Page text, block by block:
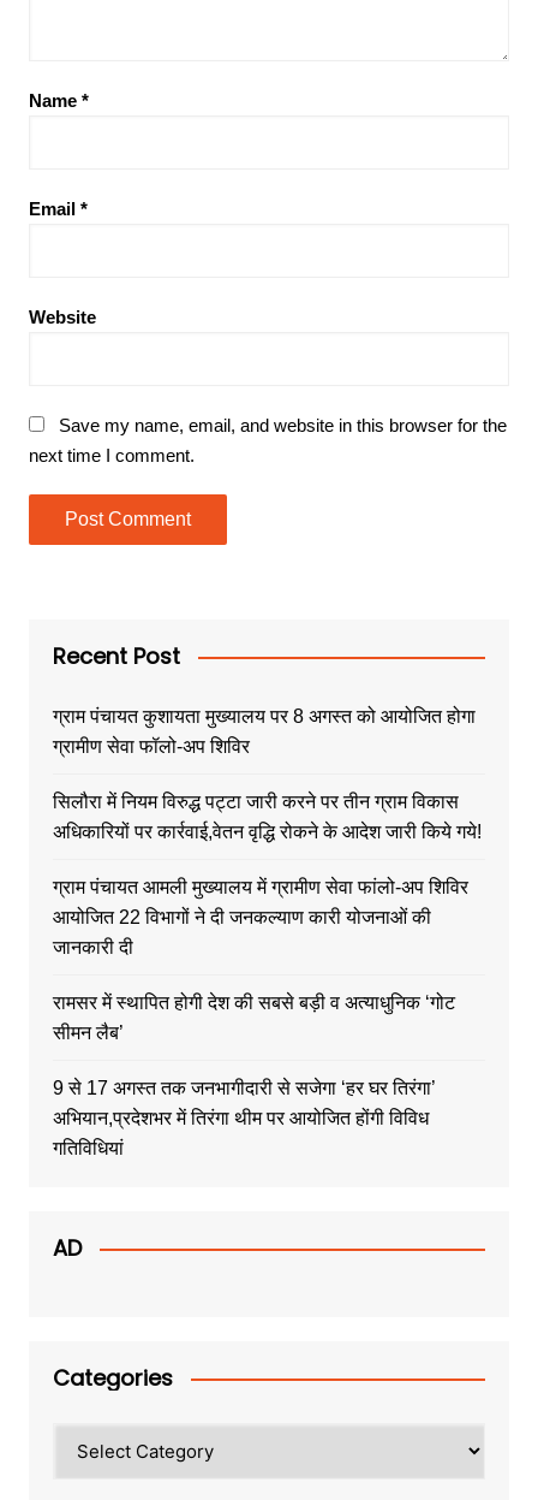
Name *
Email *
Website
Save my name, email, and website in this browser for the
next time I comment.
Recent Post
ग्राम पंचायत कुशायता मुख्यालय पर 8 अगस्त को आयोजित होगा
ग्रामीण सेवा फॉलो-अप शिविर
सिलौरा में नियम विरुद्ध पट्टा जारी करने पर तीन ग्राम विकास
अधिकारियों पर कार्रवाई,वेतन वृद्धि रोकने के आदेश जारी किये गये!
ग्राम पंचायत आमली मुख्यालय में ग्रामीण सेवा फांलो-अप शिविर
आयोजित 22 विभागों ने दी जनकल्याण कारी योजनाओं की
जानकारी दी
रामसर में स्थापित होगी देश की सबसे बड़ी व अत्याधुनिक ‘गोट
सीमन लैब’
9 से 17 अगस्त तक जनभागीदारी से सजेगा ‘हर घर तिरंगा’
अभियान,प्रदेशभर में तिरंगा थीम पर आयोजित होंगी विविध
गतिविधियां
AD
Categories